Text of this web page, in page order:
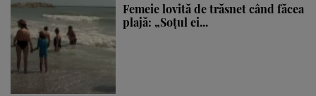
Femeie lovită de trăsnet când făcea
plajă: „Soțul ei...